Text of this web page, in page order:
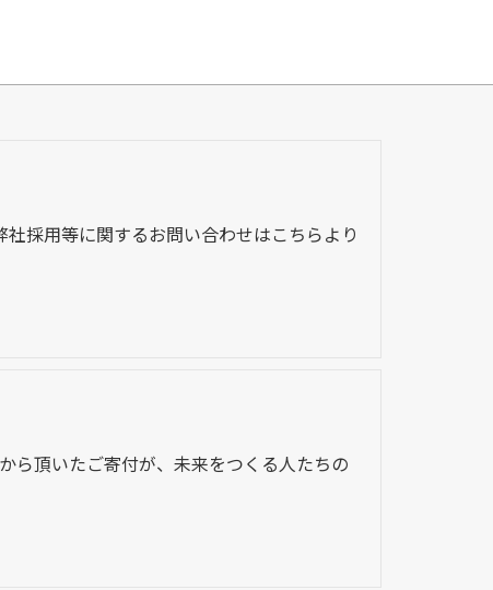
採用等に関するお問い合わせはこちらより
ら頂いたご寄付が、未来をつくる人たちの